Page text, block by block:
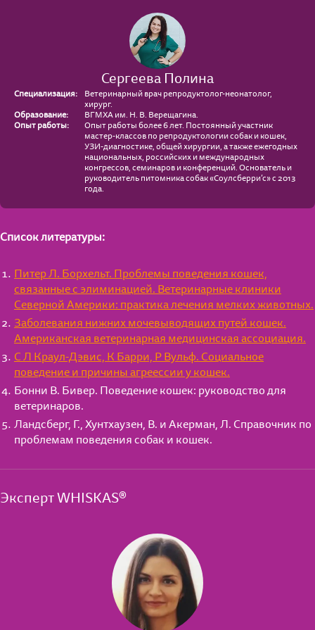
Сергеева Полина
Специализация:
Ветеринарный врач репродуктолог-неонатолог,
хирург.
Образование:
ВГМХА им. Н. В. Верещагина.
Опыт работы:
Опыт работы более 6 лет. Постоянный участник
мастер-классов по репродуктологии собак и кошек,
УЗИ-диагностике, общей хирургии, а также ежегодных
национальных, российских и международных
конгрессов, семинаров и конференций. Основатель и
руководитель питомника собак «Соулсберри’с» с 2013
года.
Список литературы:
Питер Л. Борхельт. Проблемы поведения кошек,
связанные с элиминацией. Ветеринарные клиники
Северной Америки: практика лечения мелких животных.
Заболевания нижних мочевыводящих путей кошек.
Американская ветеринарная медицинская ассоциация.
С Л Краул-Дэвис, К Барри, Р Вульф. Социальное
поведение и причины агреессии у кошек.
Бонни В. Бивер. Поведение кошек: руководство для
ветеринаров.
Ландсберг, Г., Хунтхаузен, В. и Акерман, Л. Справочник по
проблемам поведения собак и кошек.
Эксперт WHISKAS®